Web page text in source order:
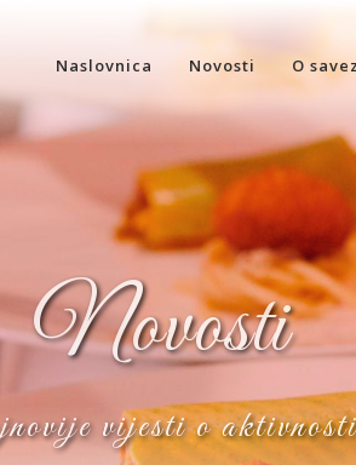
Naslovnica Novosti O
Novosti
vijesti o